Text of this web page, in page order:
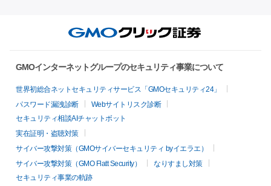
GMOインターネットグループのセキュリティ事業について
世界初総合ネットセキュリティサービス「GMOセキュリティ24」
パスワード漏洩診断
Webサイトリスク診断
セキュリティ相談AIチャットボット
実在証明・盗聴対策
サイバー攻撃対策（GMOサイバーセキュリティ byイエラエ）
サイバー攻撃対策（GMO Flatt Security）
なりすまし対策
セキュリティ事業の軌跡